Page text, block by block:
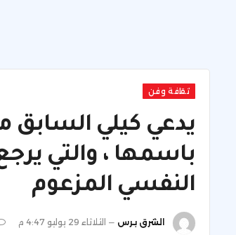
ثقافة وفن
باسمها ، والتي
النفسي المزعوم
الشرق برس الثلاثاء 29 يوليو 4:47 م